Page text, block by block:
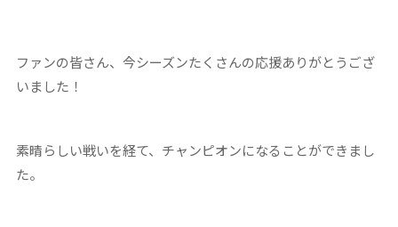
ファンの皆さん、今シーズンたくさんの応援ありがとうござ
いました！
素晴らしい戦いを経て、チャンピオンになることができまし
た。